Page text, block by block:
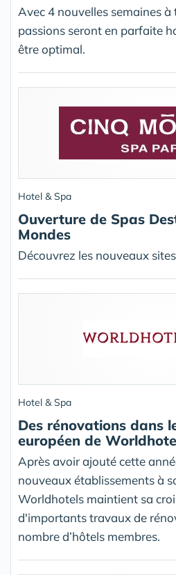
Avec 4 nouvelles semaines à
passions seront en parfaite
être optimal.
Hotel & Spa
Ouverture de Spas
Mondes
Découvrez les nouveaux sites
Hotel & Spa
Des rénovations dans
européen de
Après avoir ajouté cette
nouveaux établissements à
Worldhotels maintient sa
d'importants travaux de
nombre d’hôtels membres.